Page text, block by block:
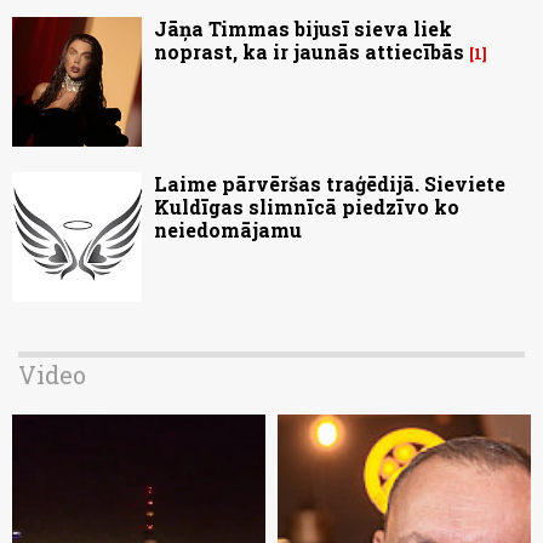
Jāņa Timmas bijusī sieva liek
noprast, ka ir jaunās attiecībās
1
Laime pārvēršas traģēdijā. Sieviete
Kuldīgas slimnīcā piedzīvo ko
neiedomājamu
Video